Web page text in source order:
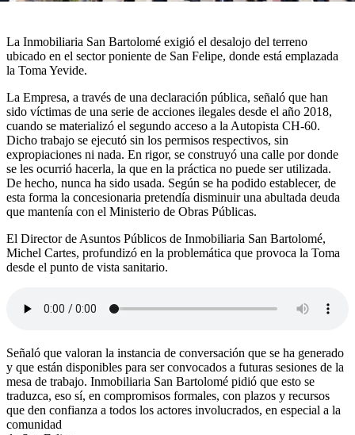
La Inmobiliaria San Bartolomé exigió el desalojo del terreno
ubicado en el sector poniente de San Felipe, donde está emplazada
la Toma Yevide.
La Empresa, a través de una declaración pública, señaló que han
sido víctimas de una serie de acciones ilegales desde el año 2018,
cuando se materializó el segundo acceso a la Autopista CH-60.
Dicho trabajo se ejecutó sin los permisos respectivos, sin
expropiaciones ni nada. En rigor, se construyó una calle por donde
se les ocurrió hacerla, la que en la práctica no puede ser utilizada.
De hecho, nunca ha sido usada. Según se ha podido establecer, de
esta forma la concesionaria pretendía disminuir una abultada deuda
que mantenía con el Ministerio de Obras Públicas.
El Director de Asuntos Públicos de Inmobiliaria San Bartolomé,
Michel Cartes, profundizó en la problemática que provoca la Toma
desde el punto de vista sanitario.
Señaló que valoran la instancia de conversación que se ha generado
y que están disponibles para ser convocados a futuras sesiones de la
mesa de trabajo. Inmobiliaria San Bartolomé pidió que esto se
traduzca, eso sí, en compromisos formales, con plazos y recursos
que den confianza a todos los actores involucrados, en especial a la
comunidad